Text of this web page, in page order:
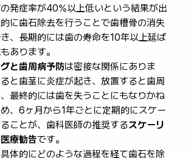
発症率が40%以上低いという結果が出
に歯石除去を行うことで歯槽骨の消失
、長期的には歯の寿命を10年以上延ば
あります。
と歯周病予防は密接な関係にありま
と歯茎に炎症が起き、放置すると歯周
最終的には歯を失うことにもなりかね
、6ヶ月から1年ごとに定期的にスケー
ことが、歯科医師の推奨するスケーリ
療勧告です。
体的にどのような過程を経て歯石を除